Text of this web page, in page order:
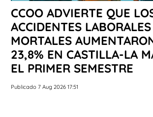
CCOO ADVIERTE QUE
ACCIDENTES LABORALES
MORTALES
23,8% EN CASTILLA-LA
EL PRIMER SEMESTRE
Publicado 7 Aug 2026 17:51